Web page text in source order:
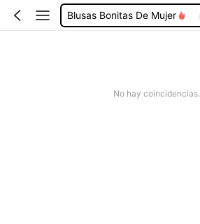
Blusas Bonitas De Mujer
No hay coincidencias.